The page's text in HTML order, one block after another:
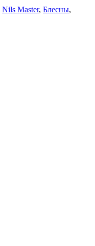
Nils Master, Блесны,